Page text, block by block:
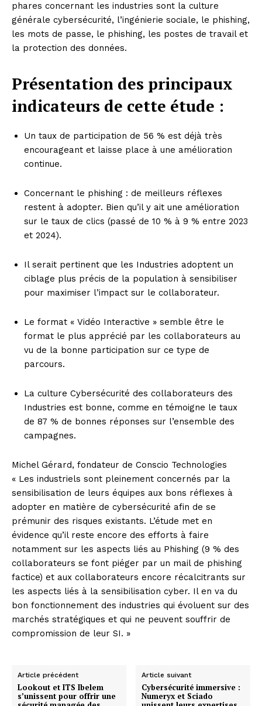
phares concernant les industries sont la culture
générale cybersécurité, l’ingénierie sociale, le phishing,
les mots de passe, le phishing, les postes de travail et
la protection des données.
Présentation des principaux
indicateurs de cette étude :
Un taux de participation de 56 % est déjà très
encourageant et laisse place à une amélioration
continue.
Concernant le phishing : de meilleurs réflexes
restent à adopter. Bien qu’il y ait une amélioration
sur le taux de clics (passé de 10 % à 9 % entre 2023
et 2024).
Il serait pertinent que les Industries adoptent un
ciblage plus précis de la population à sensibiliser
pour maximiser l’impact sur le collaborateur.
Le format « Vidéo Interactive » semble être le
format le plus apprécié par les collaborateurs au
vu de la bonne participation sur ce type de
parcours.
La culture Cybersécurité des collaborateurs des
Industries est bonne, comme en témoigne le taux
de 87 % de bonnes réponses sur l’ensemble des
campagnes.
Michel Gérard, fondateur de Conscio Technologies
« Les industriels sont pleinement concernés par la
sensibilisation de leurs équipes aux bons réflexes à
adopter en matière de cybersécurité afin de se
prémunir des risques existants. L’étude met en
évidence qu’il reste encore des efforts à faire
notamment sur les aspects liés au Phishing (9 % des
collaborateurs se font piéger par un mail de phishing
factice) et aux collaborateurs encore récalcitrants sur
les aspects liés à la sensibilisation cyber. Il en va du
bon fonctionnement des industries qui évoluent sur des
marchés stratégiques et qui ne peuvent souffrir de
compromission de leur SI. »
Article précédent
Lookout et ITS Ibelem
s’unissent pour offrir une
Article suivant
Cybersécurité immersive :
Numeryx et Sciado